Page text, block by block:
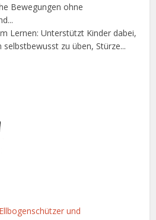
Bewegungen ohne
Lernen: Unterstützt Kinder dabei,
zu üben, Stürze...
und